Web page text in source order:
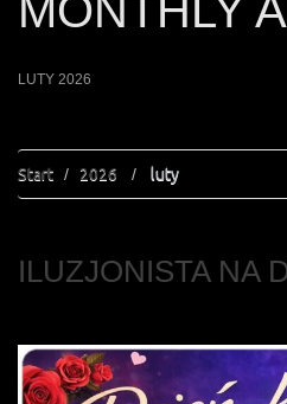
MONTHLY
LUTY 2026
Start 2026 luty
ILUZJONISTA NA